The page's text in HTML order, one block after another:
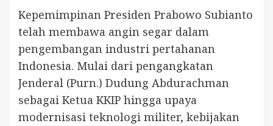
Kepemimpinan Presiden Prabowo Subianto
telah membawa angin segar dalam
pengembangan industri pertahanan
Indonesia. Mulai dari pengangkatan
Jenderal (Purn.) Dudung Abdurachman
sebagai Ketua KKIP hingga upaya
modernisasi teknologi militer, kebijakan